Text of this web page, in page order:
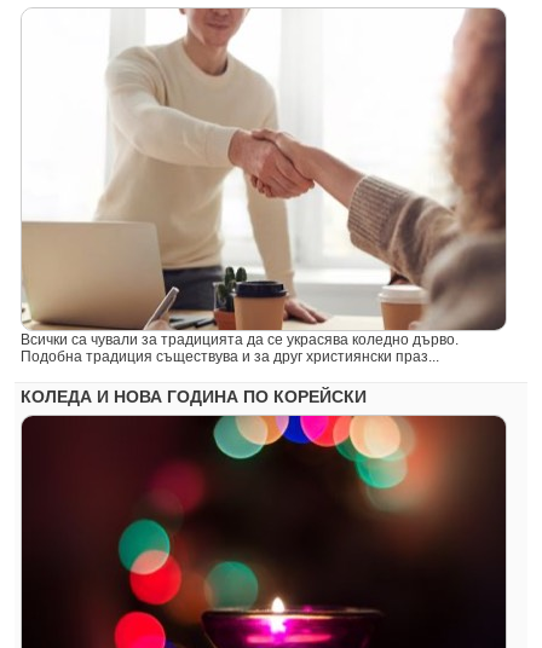
Всички са чували за традицията да се украсява коледно дърво.
Подобна традиция съществува и за друг християнски праз...
КОЛЕДА И НОВА ГОДИНА ПО КОРЕЙСКИ